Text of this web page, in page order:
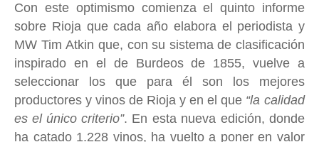
Con este optimismo comienza el quinto informe
sobre Rioja que cada año elabora el periodista y
MW Tim Atkin que, con su sistema de clasificación
inspirado en el de Burdeos de 1855, vuelve a
seleccionar los que para él son los mejores
productores y vinos de Rioja y en el que “la calidad
es el único criterio”. En esta nueva edición, donde
ha catado 1.228 vinos, ha vuelto a poner en valor